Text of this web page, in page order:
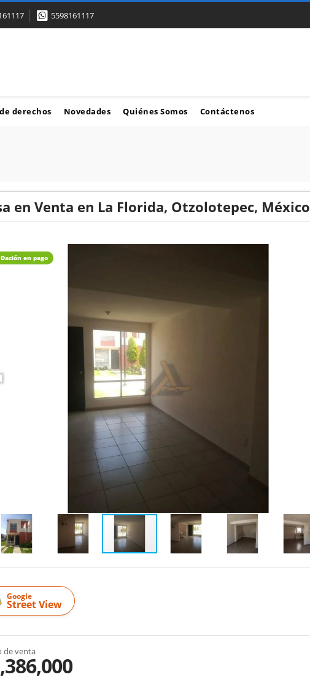
5598161117
derechos Novedades Quiénes Somos Contáctenos
en Venta en La Florida, Otzolotepec, México
Dación en pago
Google
Street View
de venta